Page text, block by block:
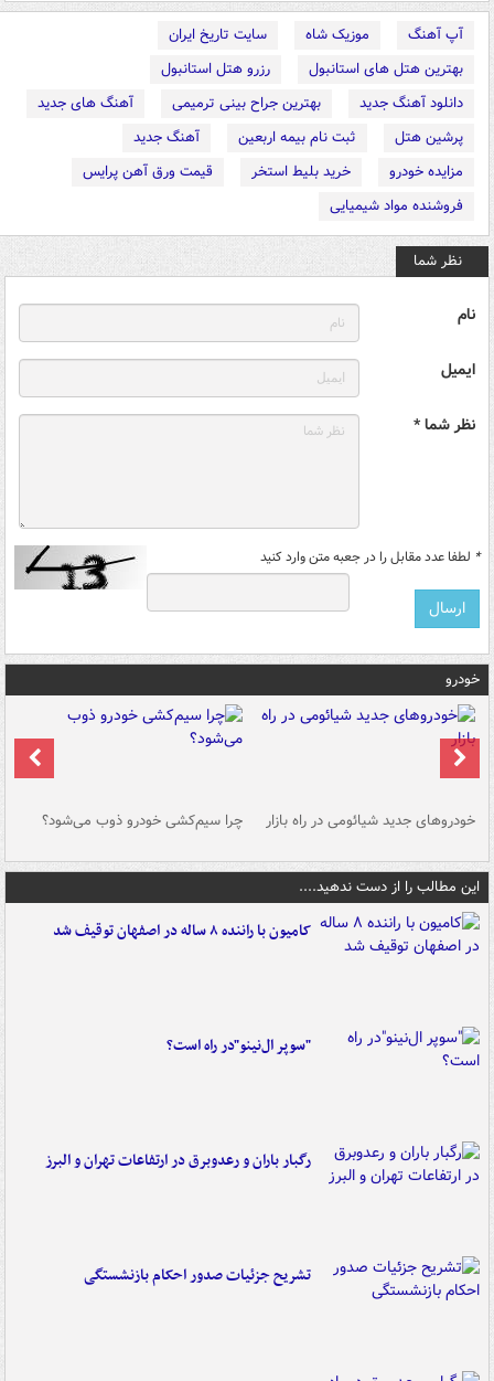
آپ آهنگ موزیک شاه
سایت تاریخ ایران
بهترین هتل های استانبول
رزرو هتل استانبول
دانلود آهنگ جدید
بهترین جراح بینی ترمیمی
آهنگ های جدید
پرشین هتل
ثبت نام بیمه اربعین
آهنگ جدید
مزایده خودرو
خرید بلیط استخر
قیمت ورق آهن پرایس
فروشنده مواد شیمیایی
نظر شما
نام
ایمیل
نظر شما *
* لطفا عدد مقابل را در جعبه متن وارد کنید
خودرو
خودروهای جدید شیائومی در راه بازار چرا سیم‌کشی خودرو ذوب می‌شود؟
این مطالب را از دست ندهید....
کامیون با راننده ۸ ساله در اصفهان توقیف شد
"سوپر ال‌نینو"در راه است؟
رگبار باران و رعدوبرق در ارتفاعات تهران و البرز
تشریح جزئیات صدور احکام بازنشستگی